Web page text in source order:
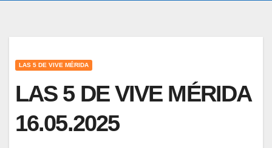
LAS 5 DE VIVE MÉRIDA
LAS 5 DE VIVE MÉRIDA
16.05.2025